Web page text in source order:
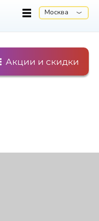
Москва
Акции и скидки